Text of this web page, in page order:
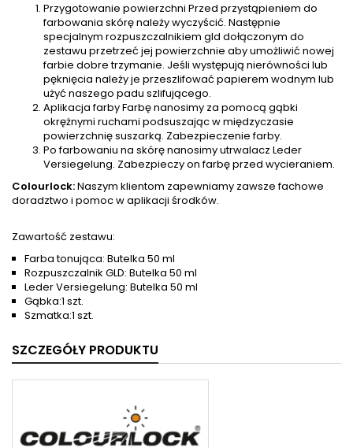
Przygotowanie powierzchni Przed przystąpieniem do
farbowania skórę należy wyczyścić. Następnie
specjalnym rozpuszczalnikiem gld dołączonym do
zestawu przetrzeć jej powierzchnie aby umożliwić nowej
farbie dobre trzymanie. Jeśli występują nierówności lub
pęknięcia należy je przeszlifować papierem wodnym lub
użyć naszego padu szlifującego.
Aplikacja farby Farbę nanosimy za pomocą gąbki
okrężnymi ruchami podsuszając w międzyczasie
powierzchnię suszarką. Zabezpieczenie farby.
Po farbowaniu na skórę nanosimy utrwalacz Leder
Versiegelung. Zabezpieczy on farbę przed wycieraniem.
Colourlock:Naszym klientom zapewniamy zawsze fachowe
doradztwo i pomoc w aplikacji środków.
Zawartość zestawu:
Farba tonująca: Butelka 50 ml
Rozpuszczalnik GLD: Butelka 50 ml
Leder Versiegelung: Butelka 50 ml
Gąbka:1 szt.
Szmatka:1 szt.
SZCZEGÓŁY PRODUKTU